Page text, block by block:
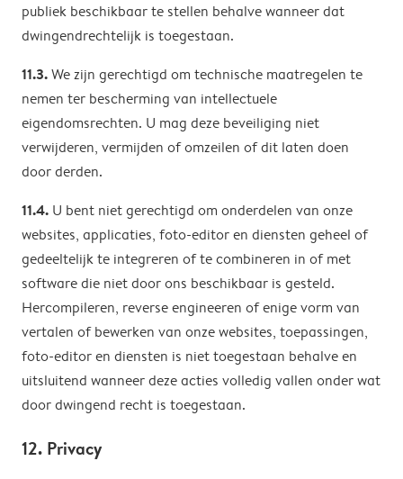
publiek beschikbaar te stellen behalve wanneer dat
dwingendrechtelijk is toegestaan.
11.3.We zijn gerechtigd om technische maatregelen te
nemen ter bescherming van intellectuele
eigendomsrechten. U mag deze beveiliging niet
verwijderen, vermijden of omzeilen of dit laten doen
door derden.
11.4. U bent niet gerechtigd om onderdelen van onze
websites, applicaties, foto-editor en diensten geheel of
gedeeltelijk te integreren of te combineren in of met
software die niet door ons beschikbaar is gesteld.
Hercompileren, reverse engineeren of enige vorm van
vertalen of bewerken van onze websites, toepassingen,
foto-editor en diensten is niet toegestaan behalve en
uitsluitend wanneer deze acties volledig vallen onder wat
door dwingend recht is toegestaan.
12. Privacy